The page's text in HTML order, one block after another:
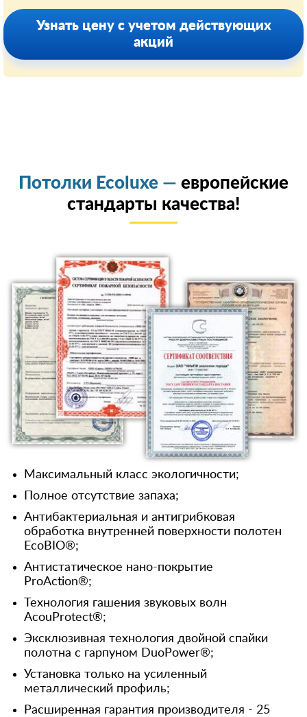
Узнать цену с учетом действующих
акций
Потолки Ecoluxe — европейские
стандарты качества!
Максимальный класс экологичности;
Полное отсутствие запаха;
Антибактериальная и антигрибковая
обработка внутренней поверхности полотен
EcoBIO®;
Антистатическое нано-покрытие
ProAction®;
Технология гашения звуковых волн
AcouProtect®;
Эксклюзивная технология двойной спайки
полотна с гарпуном DuoPower®;
Установка только на усиленный
металлический профиль;
Расширенная гарантия производителя - 25